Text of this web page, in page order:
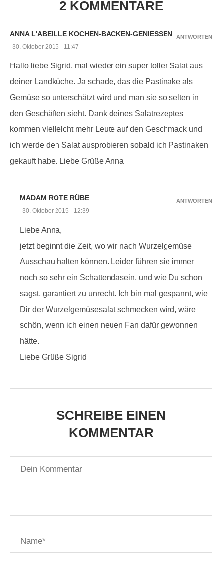
2 KOMMENTARE
ANNA L'ABEILLE KOCHEN-BACKEN-GENIESSEN
30. Oktober 2015 - 11:47
Hallo liebe Sigrid, mal wieder ein super toller Salat aus
deiner Landküche. Ja schade, das die Pastinake als
Gemüse so unterschätzt wird und man sie so selten in
den Geschäften sieht. Dank deines Salatrezeptes
kommen vielleicht mehr Leute auf den Geschmack und
ich werde den Salat ausprobieren sobald ich Pastinaken
gekauft habe. Liebe Grüße Anna
ANTWORTEN
MADAM ROTE RÜBE
30. Oktober 2015 - 12:39
Liebe Anna,
jetzt beginnt die Zeit, wo wir nach Wurzelgemüse
Ausschau halten können. Leider führen sie immer
noch so sehr ein Schattendasein, und wie Du schon
sagst, garantiert zu unrecht. Ich bin mal gespannt, wie
Dir der Wurzelgemüsesalat schmecken wird, wäre
schön, wenn ich einen neuen Fan dafür gewonnen
hätte.
Liebe Grüße Sigrid
ANTWORTEN
SCHREIBE EINEN
KOMMENTAR